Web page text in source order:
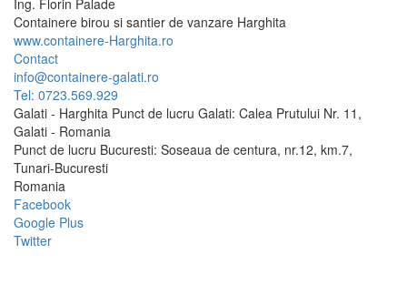
Ing. Florin Palade
Containere birou si santier de vanzare Harghita
www.containere-Harghita.ro
Contact
info@containere-galati.ro
Tel: 0723.569.929
Galati - Harghita Punct de lucru Galati: Calea Prutului Nr. 11,
Galati - Romania
Punct de lucru Bucuresti: Soseaua de centura, nr.12, km.7,
Tunari-Bucuresti
Romania
Facebook
Google Plus
Twitter